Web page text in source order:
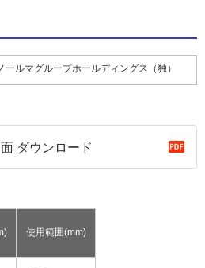
ールマグループホールディングス（独）
ダウンロード
使用範囲(mm)